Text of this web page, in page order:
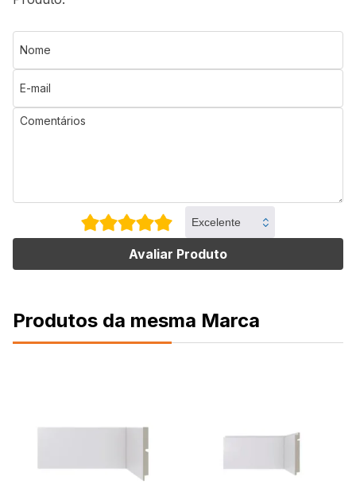
Avaliar Produto
Produtos da mesma Marca